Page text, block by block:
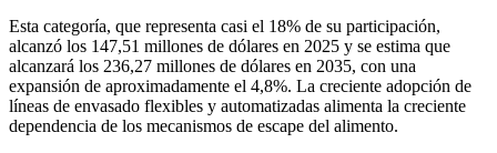
Esta categoría, que representa casi el 18% de su participación,
alcanzó los 147,51 millones de dólares en 2025 y se estima que
alcanzará los 236,27 millones de dólares en 2035, con una
expansión de aproximadamente el 4,8%. La creciente adopción de
líneas de envasado flexibles y automatizadas alimenta la creciente
dependencia de los mecanismos de escape del alimento.